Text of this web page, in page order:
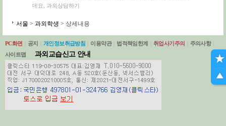
데요, 과외상담하기
서울 > 과외학생 > 상세내용
PC화면 공지 개인정보취급방침 이용약관 법적책임한계 취업사기주의 주의사항
사이트맵
과외교습신고 안내